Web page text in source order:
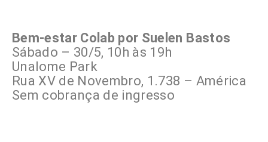
Bem-estar Colab por Suelen Bastos
Sábado – 30/5, 10h às 19h
Unalome Park
Rua XV de Novembro, 1.738 – América
Sem cobrança de ingresso